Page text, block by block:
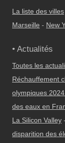
La liste des villes
Marseille - New
• Actualités
Toutes les
Réchauffement
olympiques
des eaux en
La Silicon Valley -
disparition des